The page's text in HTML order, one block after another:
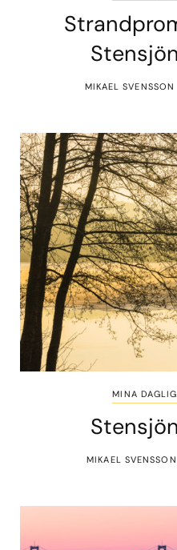
MIKAEL SVENSSON
MINA
MIKAEL SVENSSON